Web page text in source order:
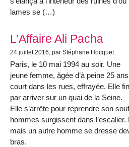
lames se (…)
L’Affaire Ali Pacha
24 juillet 2016, par Stéphane Hocquet
Paris, le 10 mai 1994 au soir. Une
jeune femme, âgée d’à peine 25
court dans les rues, effrayée. Elle
par arriver sur un quai de la Seine.
Elle s’arrête pour reprendre son
hommes surgissent dans
mais un autre homme se dresse
bras.